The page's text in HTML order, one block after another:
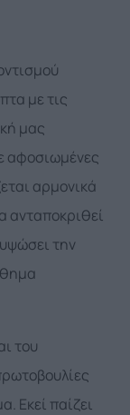
με τις
μας
αφοσιωμένες
αρμονικά
ανταποκριθεί
την
του
Εκεί παίζει